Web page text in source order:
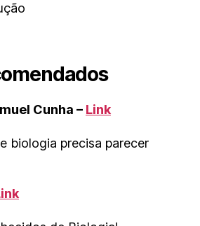
Cunha – Link
biologia precisa parecer